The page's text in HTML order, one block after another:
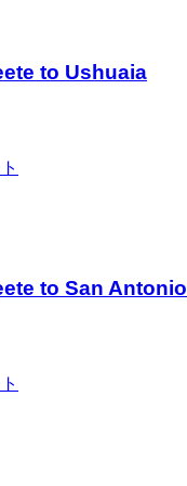
to Ushuaia
to San Antonio